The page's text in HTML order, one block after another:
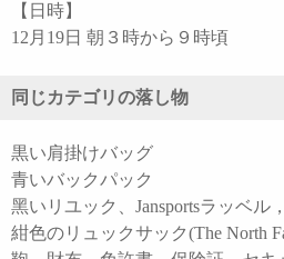
【日時】
12月19日 朝３時から９時頃
同じカテゴリの落し物
黒い肩掛けバッグ
青いバックパック
黑いリユック、Jansportsラッベル
紺色のリュックサック(The North